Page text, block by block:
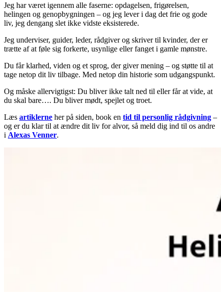
Jeg har været igennem alle faserne: opdagelsen, frigørelsen,
helingen og genopbygningen – og jeg lever i dag det frie og gode
liv, jeg dengang slet ikke vidste eksisterede.
Jeg underviser, guider, leder, rådgiver og skriver til kvinder, der er
trætte af at føle sig forkerte, usynlige eller fanget i gamle mønstre.
Du får klarhed, viden og et sprog, der giver mening – og støtte til at
tage netop dit liv tilbage. Med netop din historie som udgangspunkt.
Og måske allervigtigst: Du bliver ikke talt ned til eller får at vide, at
du skal bare…. Du bliver mødt, spejlet og troet.
Læs artiklerne her på siden, book en tid til personlig rådgivning –
og er du klar til at ændre dit liv for alvor, så meld dig ind til os andre
i Alexas Venner.